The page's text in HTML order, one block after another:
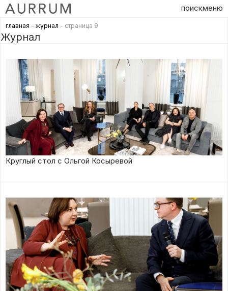
поискменю
главная - журнал - страница 9
Журнал
Круглый стол с Ольгой Косыревой